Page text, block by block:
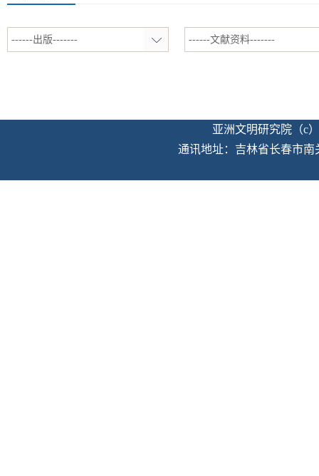
------出版------- ------文献资料-------
亚洲文明研究院（c
通讯地址：吉林省长春市南